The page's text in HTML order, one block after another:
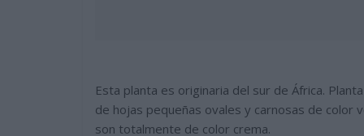
Esta planta es originaria del sur de África.
de hojas pequeñas ovales y carnosas de color
son totalmente de color crema.